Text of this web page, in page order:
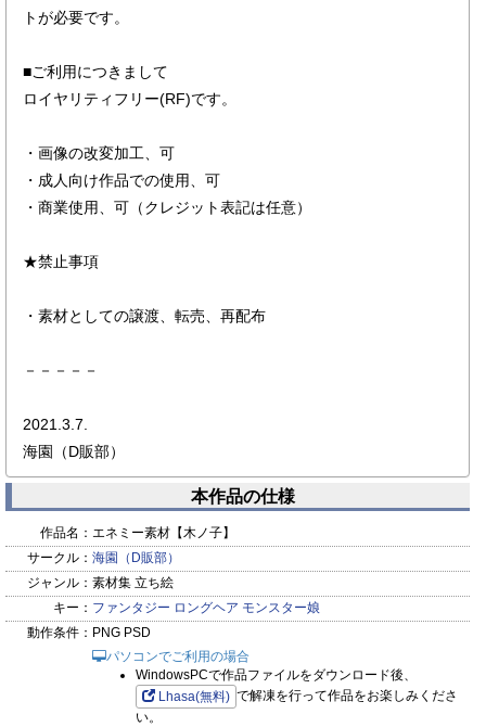
トが必要です。
■ご利用につきまして
ロイヤリティフリー(RF)です。
・画像の改変加工、可
・成人向け作品での使用、可
・商業使用、可（クレジット表記は任意）
★禁止事項
・素材としての譲渡、転売、再配布
－－－－－
2021.3.7.
海園（D販部）
本作品の仕様
作品名： エネミー素材【木ノ子】
サークル： 海園（D販部）
ジャンル： 素材集 立ち絵
キー： ファンタジー ロングヘア モンスター娘
動作条件： PNG PSD
パソコンでご利用の場合
WindowsPCで作品ファイルをダウンロード後、
Lhasa(無料) で解凍を行って作品をお楽しみくださ
い。